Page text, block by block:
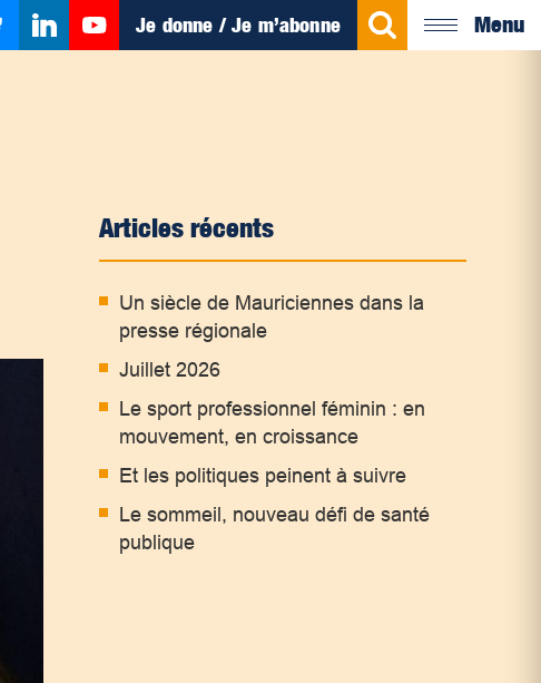
Je donne / Je m’abonne Menu
Articles récents
Un siècle de Mauriciennes dans la
presse régionale
Juillet 2026
Le sport professionnel féminin : en
mouvement, en croissance
Et les politiques peinent à suivre
Le sommeil, nouveau défi de santé
publique